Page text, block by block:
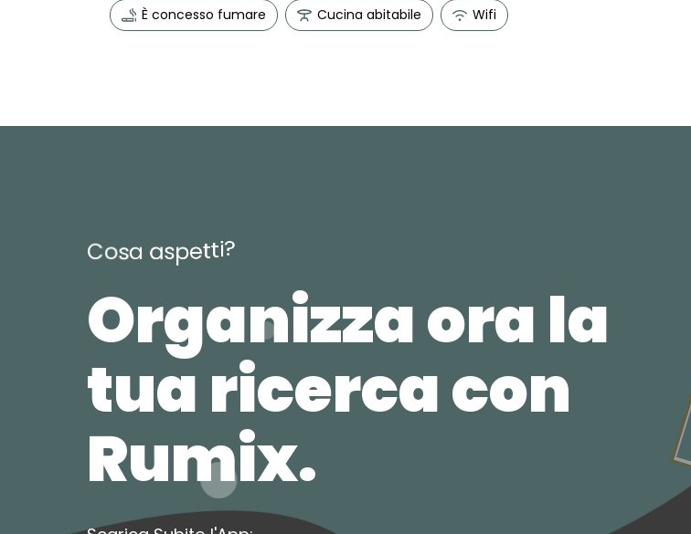
È concesso fumare Cucina abitabile Wifi
Cosa aspetti?
Organizza ora la
tua ricerca con
Rumix.